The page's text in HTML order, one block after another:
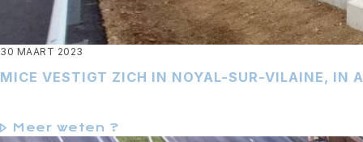
30 MAART 2023
MICE VESTIGT ZICH IN NOYAL-SUR-VILAINE, IN
Meer weten ?